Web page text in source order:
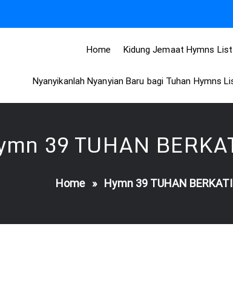
Home Kidung Jemaat Hymns List
Nyanyikanlah Nyanyian Baru bagi Tuhan Hymns
39 TUHAN
Home» Hymn 39 TUHAN